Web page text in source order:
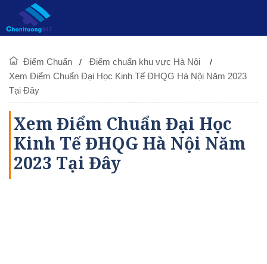
Điểm Chuẩn
Điểm chuẩn khu vực Hà Nội
Xem Điểm Chuẩn Đại Học Kinh Tế ĐHQG Hà Nội Năm 2023
Tại Đây
Xem Điểm Chuẩn Đại Học
Kinh Tế ĐHQG Hà Nội Năm
2023 Tại Đây